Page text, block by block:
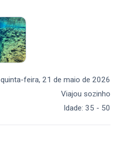
quinta-feira, 21 de maio de 2026
Viajou sozinho
Idade: 35 - 50